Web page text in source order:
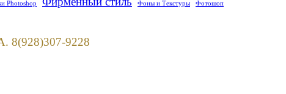
Photoshop Фоны и Текстуры Фотошоп
9228